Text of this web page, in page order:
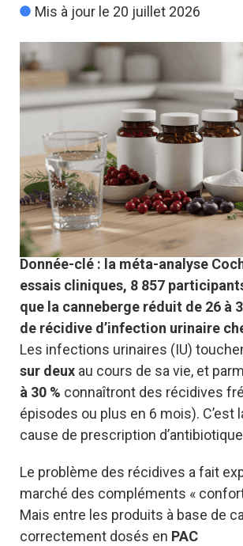
Mis à jour le 20 juillet 2026
Donnée-clé : la méta-analyse
essais cliniques, 8 857
que la canneberge réduit de 26 à
de récidive d’infection urinaire
Les infections urinaires (IU)
sur deux au cours de sa vie, et
à 30 % connaîtront des récidives
épisodes ou plus en 6 mois). C’est
cause de prescription
Le problème des récidives a fait
marché des compléments «
Mais entre les produits à base de
correctement dosés en PAC